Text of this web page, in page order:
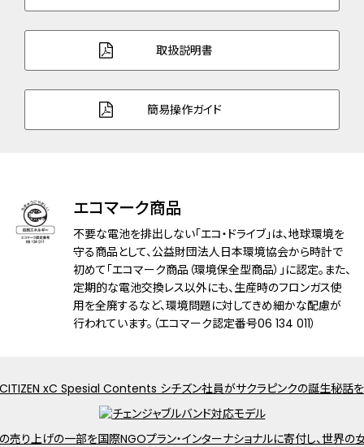
バンド調整可能サイ
118～186mm
5気圧防水
機能
充電残量表示機能
充電警告機能
過充電防止機能
パワーセーブ機能
フル充電時約3年可動(パワーセーブ作動
時)
定時受信機能
パーペチュアルカレンダー
日付表示
取扱説明書
簡易操作ガイド
エコマーク商品
不要な電池を排出しない「エコ・ドライブ」は、地球環境を
守る商品として、公益財団法人日本環境協会から時計で
初めて「エコマーク商品（環境保全型商品）」に認定。また、
定期的な電池交換レス以外にも、生産時のフロンガス使
用を全廃するなど、環境問題に対してきめ細かな配慮が
行われています。（エコマーク認定番号06 134 011）